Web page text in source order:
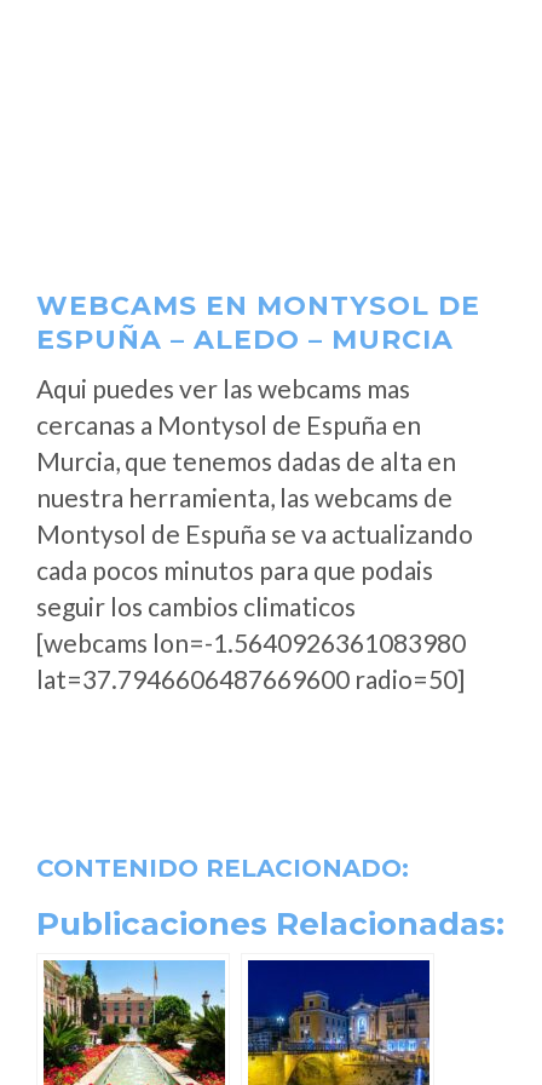
WEBCAMS EN MONTYSOL DE
ESPUÑA – ALEDO – MURCIA
Aqui puedes ver las webcams mas
cercanas a Montysol de Espuña en
Murcia, que tenemos dadas de alta en
nuestra herramienta, las webcams de
Montysol de Espuña se va actualizando
cada pocos minutos para que podais
seguir los cambios climaticos
[webcams lon=-1.5640926361083980
lat=37.7946606487669600 radio=50]
CONTENIDO RELACIONADO:
Publicaciones Relacionadas: